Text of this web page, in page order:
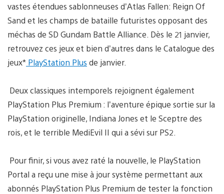
vastes étendues sablonneuses d’Atlas Fallen: Reign Of
Sand et les champs de bataille futuristes opposant des
méchas de SD Gundam Battle Alliance. Dès le 21 janvier,
retrouvez ces jeux et bien d’autres dans le Catalogue des
jeux* PlayStation Plus de janvier.
Deux classiques intemporels rejoignent également
PlayStation Plus Premium : l’aventure épique sortie sur la
PlayStation originelle, Indiana Jones et le Sceptre des
rois, et le terrible MediEvil II qui a sévi sur PS2.
Pour finir, si vous avez raté la nouvelle, le PlayStation
Portal a reçu une mise à jour système permettant aux
abonnés PlayStation Plus Premium de tester la fonction